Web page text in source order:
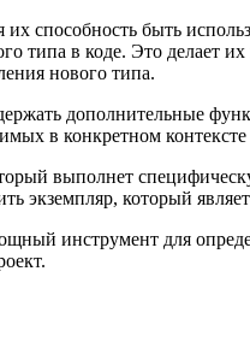
способность быть
типа в коде. Это
нового типа.
дополнительные
в конкретном
выполнет
экземпляр, который
инструмент для